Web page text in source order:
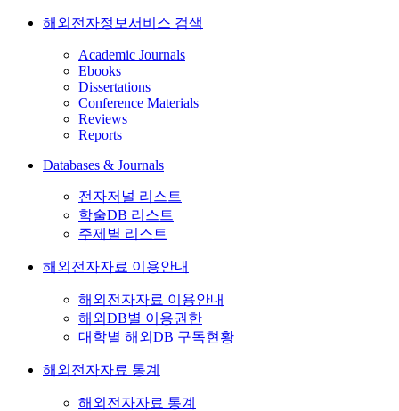
해외전자정보서비스 검색
Academic Journals
Ebooks
Dissertations
Conference Materials
Reviews
Reports
Databases & Journals
전자저널 리스트
학술DB 리스트
주제별 리스트
해외전자자료 이용안내
해외전자자료 이용안내
해외DB별 이용권한
대학별 해외DB 구독현황
해외전자자료 통계
해외전자자료 통계